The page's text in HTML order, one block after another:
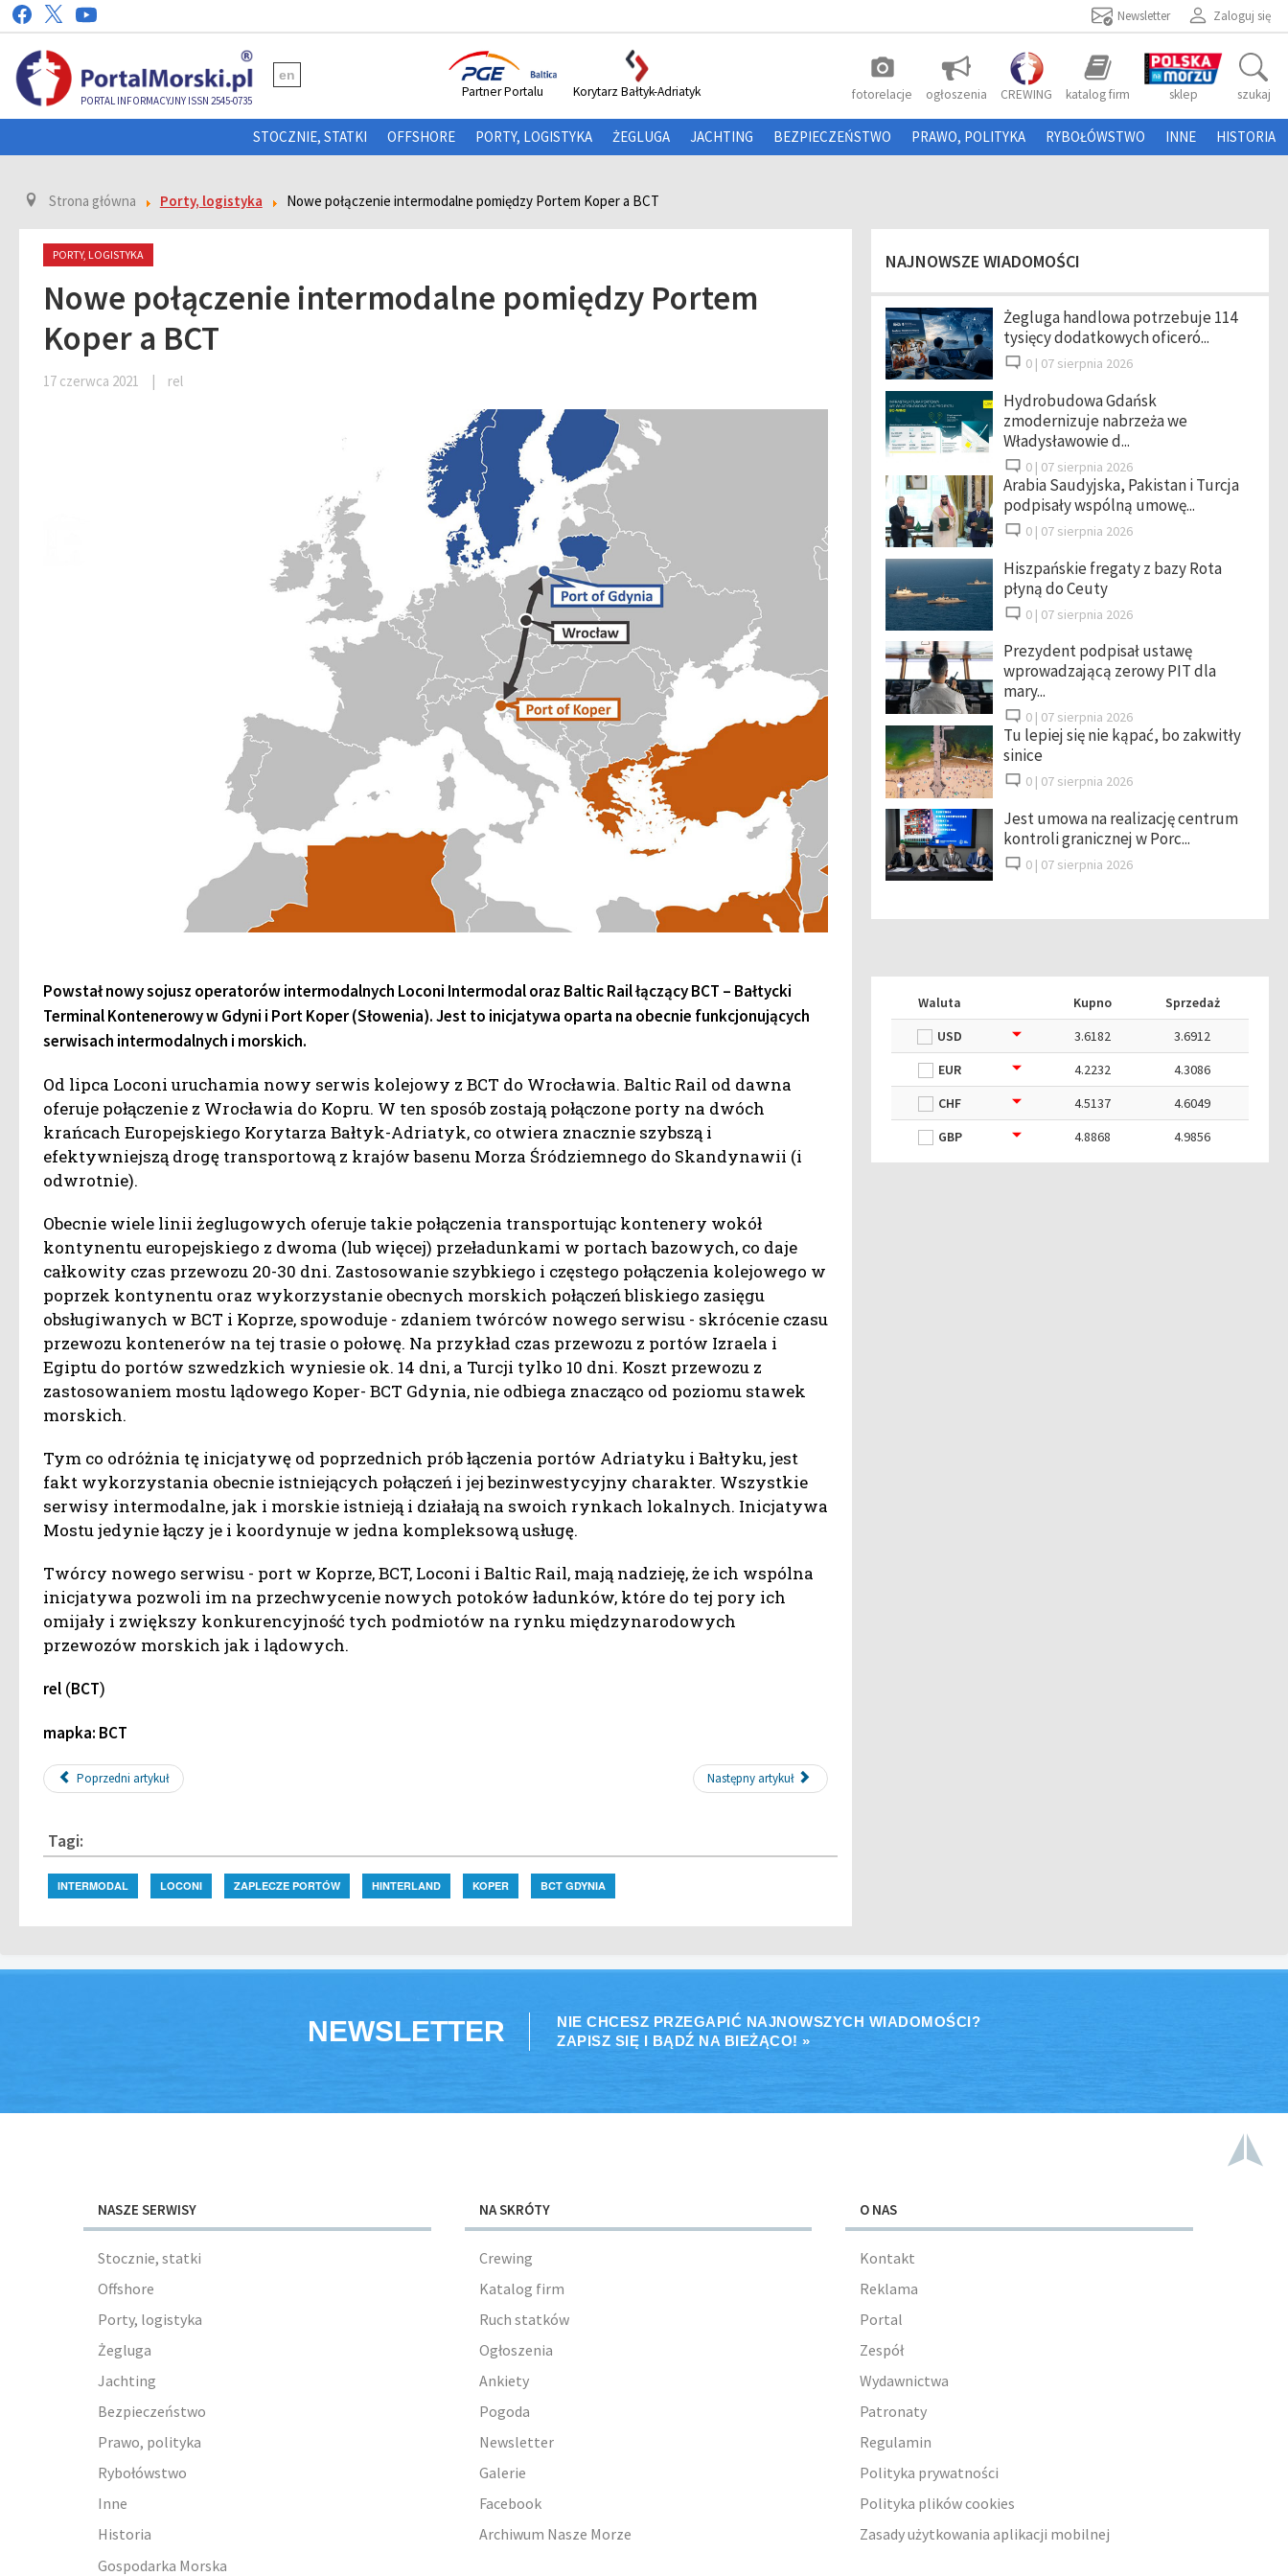
Zaloguj się
Newsletter
PORTAL INFORMACYJNY ISSN 2545-0735
en photo_camera
fotorelacje ogłoszenia CREWING katalog firm sklep szukaj
Partner Portalu Korytarz Bałtyk-Adriatyk
STOCZNIE, STATKI OFFSHORE PORTY, LOGISTYKA ŻEGLUGA JACHTING BEZPIECZEŃSTWO PRAWO, POLITYKA RYBOŁÓWSTWO INNE HISTORIA
Strona główna Porty, logistyka Nowe połączenie intermodalne pomiędzy Portem Koper a BCT
PORTY, LOGISTYKA
Nowe połączenie intermodalne pomiędzy Portem
Koper a BCT
17 czerwca 2021 | rel
Powstał nowy sojusz operatorów intermodalnych Loconi Intermodal oraz Baltic Rail łączący BCT – Bałtycki
Terminal Kontenerowy w Gdyni i Port Koper (Słowenia). Jest to inicjatywa oparta na obecnie funkcjonujących
serwisach intermodalnych i morskich.
Od lipca Loconi uruchamia nowy serwis kolejowy z BCT do Wrocławia. Baltic Rail od dawna
oferuje połączenie z Wrocławia do Kopru. W ten sposób zostają połączone porty na dwóch
krańcach Europejskiego Korytarza Bałtyk-Adriatyk, co otwiera znacznie szybszą i
efektywniejszą drogę transportową z krajów basenu Morza Śródziemnego do Skandynawii (i
odwrotnie).
Obecnie wiele linii żeglugowych oferuje takie połączenia transportując kontenery wokół
kontynentu europejskiego z dwoma (lub więcej) przeładunkami w portach bazowych, co daje
całkowity czas przewozu 20-30 dni. Zastosowanie szybkiego i częstego połączenia kolejowego w
poprzek kontynentu oraz wykorzystanie obecnych morskich połączeń bliskiego zasięgu
obsługiwanych w BCT i Koprze, spowoduje - zdaniem twórców nowego serwisu - skrócenie czasu
przewozu kontenerów na tej trasie o połowę. Na przykład czas przewozu z portów Izraela i
Egiptu do portów szwedzkich wyniesie ok. 14 dni, a Turcji tylko 10 dni. Koszt przewozu z
zastosowaniem mostu lądowego Koper- BCT Gdynia, nie odbiega znacząco od poziomu stawek
morskich.
Tym co odróżnia tę inicjatywę od poprzednich prób łączenia portów Adriatyku i Bałtyku, jest
fakt wykorzystania obecnie istniejących połączeń i jej bezinwestycyjny charakter. Wszystkie
serwisy intermodalne, jak i morskie istnieją i działają na swoich rynkach lokalnych. Inicjatywa
Mostu jedynie łączy je i koordynuje w jedna kompleksową usługę.
Twórcy nowego serwisu - port w Koprze, BCT, Loconi i Baltic Rail, mają nadzieję, że ich wspólna
inicjatywa pozwoli im na przechwycenie nowych potoków ładunków, które do tej pory ich
omijały i zwiększy konkurencyjność tych podmiotów na rynku międzynarodowych
przewozów morskich jak i lądowych.
rel (BCT)
mapka: BCT
Poprzedni artykuł Następny artykuł
Tagi:
INTERMODAL LOCONI ZAPLECZE PORTÓW HINTERLAND KOPER BCT GDYNIA
NAJNOWSZE WIADOMOŚCI
Żegluga handlowa potrzebuje 114
tysięcy dodatkowych oficeró...
0 | 07 sierpnia 2026
Hydrobudowa Gdańsk
zmodernizuje nabrzeża we
Władysławowie d...
0 | 07 sierpnia 2026
Arabia Saudyjska, Pakistan i Turcja
podpisały wspólną umowę...
0 | 07 sierpnia 2026
Hiszpańskie fregaty z bazy Rota
płyną do Ceuty
0 | 07 sierpnia 2026
Prezydent podpisał ustawę
wprowadzającą zerowy PIT dla
mary...
0 | 07 sierpnia 2026
Tu lepiej się nie kąpać, bo zakwitły
sinice
0 | 07 sierpnia 2026
Jest umowa na realizację centrum
kontroli granicznej w Porc...
0 | 07 sierpnia 2026
Waluta Kupno
Sprzedaż
USD
3.6182
3.6912
EUR
4.2232
4.3086
CHF
4.5137
4.6049
GBP
4.8868 4.9856
NEWSLETTER
NIE CHCESZ PRZEGAPIĆ NAJNOWSZYCH WIADOMOŚCI?
ZAPISZ SIĘ I BĄDŹ NA BIEŻĄCO! »
NASZE SERWISY
Stocznie, statki
Offshore
Porty, logistyka
Żegluga
Jachting
Bezpieczeństwo
Prawo, polityka
Rybołówstwo
Inne
Historia
Gospodarka Morska
NA SKRÓTY
Crewing
Katalog firm
Ruch statków
Ogłoszenia
Ankiety
Pogoda
Newsletter
Galerie
Facebook
Archiwum Nasze Morze
O NAS
Kontakt
Reklama
Portal
Zespół
Wydawnictwa
Patronaty
Regulamin
Polityka prywatności
Polityka plików cookies
Zasady użytkowania aplikacji mobilnej